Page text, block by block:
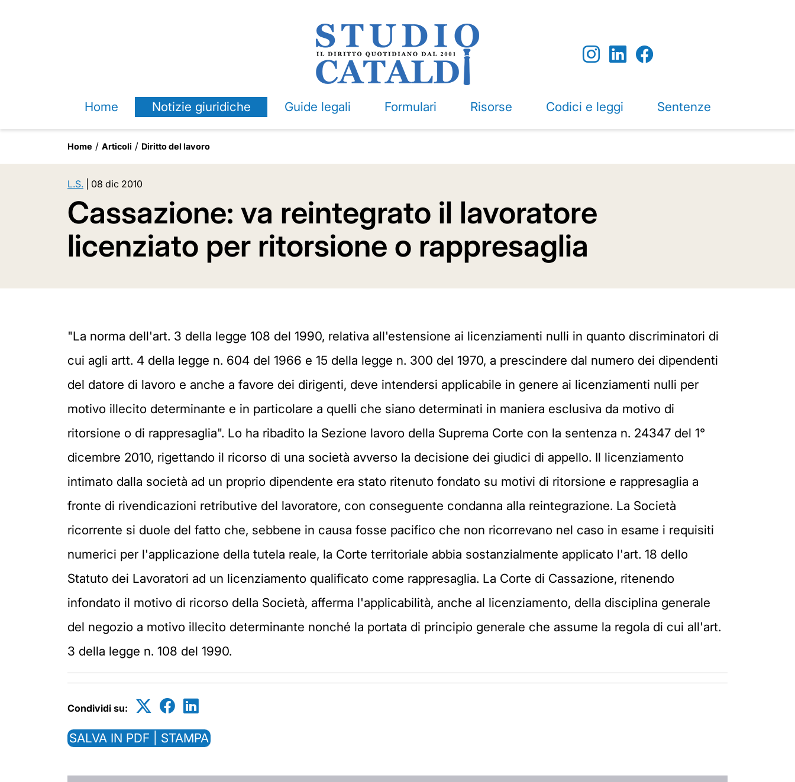
Home Notizie giuridiche Guide legali Formulari Risorse Codici e leggi Sentenze
Home Articoli Diritto del lavoro
L.S. 08 dic 2010
Cassazione: va reintegrato il lavoratore
licenziato per ritorsione o rappresaglia
"La norma dell'art. 3 della legge 108 del 1990, relativa all'estensione ai licenziamenti nulli in quanto discriminatori di
cui agli artt. 4 della legge n. 604 del 1966 e 15 della legge n. 300 del 1970, a prescindere dal numero dei dipendenti
del datore di lavoro e anche a favore dei dirigenti, deve intendersi applicabile in genere ai licenziamenti nulli per
motivo illecito determinante e in particolare a quelli che siano determinati in maniera esclusiva da motivo di
ritorsione o di rappresaglia". Lo ha ribadito la Sezione lavoro della Suprema Corte con la sentenza n. 24347 del 1°
dicembre 2010, rigettando il ricorso di una società avverso la decisione dei giudici di appello. Il licenziamento
intimato dalla società ad un proprio dipendente era stato ritenuto fondato su motivi di ritorsione e rappresaglia a
fronte di rivendicazioni retributive del lavoratore, con conseguente condanna alla reintegrazione. La Società
ricorrente si duole del fatto che, sebbene in causa fosse pacifico che non ricorrevano nel caso in esame i requisiti
numerici per l'applicazione della tutela reale, la Corte territoriale abbia sostanzialmente applicato l'art. 18 dello
Statuto dei Lavoratori ad un licenziamento qualificato come rappresaglia. La Corte di Cassazione, ritenendo
infondato il motivo di ricorso della Società, afferma l'applicabilità, anche al licenziamento, della disciplina generale
del negozio a motivo illecito determinante nonché la portata di principio generale che assume la regola di cui all'art.
3 della legge n. 108 del 1990.
Condividi su:
SALVA IN PDF | STAMPA